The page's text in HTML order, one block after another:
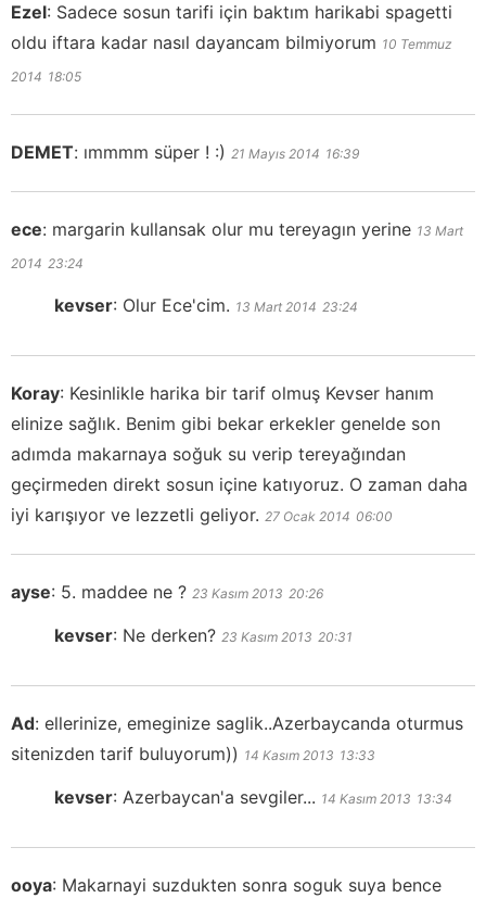
Ezel: Sadece sosun tarifi için baktım harikabi spagetti
oldu iftara kadar nasıl dayancam bilmiyorum 10 Temmuz
2014 18:05
DEMET: ımmmm süper ! :) 21 Mayıs 2014 16:39
ece: margarin kullansak olur mu tereyagın yerine 13 Mart
2014 23:24
kevser: Olur Ece'cim. 13 Mart 2014 23:24
Koray: Kesinlikle harika bir tarif olmuş Kevser hanım
elinize sağlık. Benim gibi bekar erkekler genelde son
adımda makarnaya soğuk su verip tereyağından
geçirmeden direkt sosun içine katıyoruz. O zaman daha
iyi karışıyor ve lezzetli geliyor. 27 Ocak 2014 06:00
ayse: 5. maddee ne ? 23 Kasım 2013 20:26
kevser: Ne derken? 23 Kasım 2013 20:31
Ad: ellerinize, emeginize saglik..Azerbaycanda oturmus
sitenizden tarif buluyorum)) 14 Kasım 2013 13:33
kevser: Azerbaycan'a sevgiler... 14 Kasım 2013 13:34
ooya: Makarnayi suzdukten sonra soguk suya bence